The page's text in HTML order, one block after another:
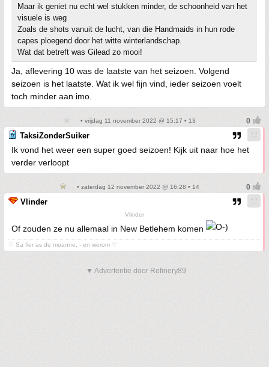
Maar ik geniet nu echt wel stukken minder, de schoonheid van het
visuele is weg
Zoals de shots vanuit de lucht, van die Handmaids in hun rode
capes ploegend door het witte winterlandschap.
Wat dat betreft was Gilead zo mooi!
Ja, aflevering 10 was de laatste van het seizoen. Volgend
seizoen is het laatste. Wat ik wel fijn vind, ieder seizoen voelt
toch minder aan imo.
• vrijdag 11 november 2022 @ 15:17 • 13
TaksiZonderSuiker
Ik vond het weer een super goed seizoen! Kijk uit naar hoe het
verder verloopt
• zaterdag 12 november 2022 @ 16:28 • 14
Vlinder
Vlinder
Of zouden ze nu allemaal in New Betlehem komen
♡ Sa fier as de moanne, - en werom ♡
▼ Advertentie door Refinery89